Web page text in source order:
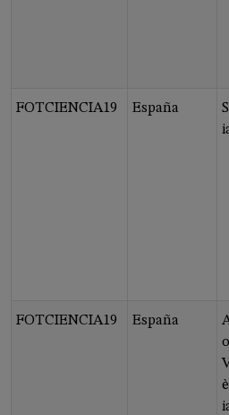
FOTCIENCIA19 España
FOTCIENCIA19 España